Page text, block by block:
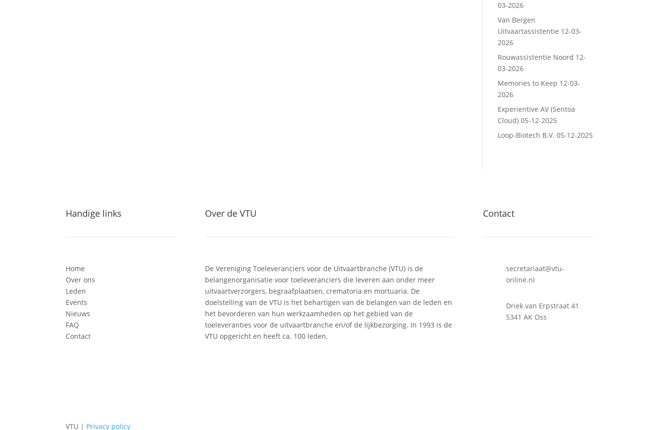
03-2026
Van Bergen
Uitvaartassistentie 12-03-
2026
Rouwassistentie Noord 12-
03-2026
Memories to Keep 12-03-
2026
Experientive AV (Sentoa
Cloud) 05-12-2025
Loop-Biotech B.V. 05-12-2025
Handige links
Home
Over ons
Leden
Events
Nieuws
FAQ
Contact
Over de VTU
De Vereniging Toeleveranciers voor de Uitvaartbranche (VTU) is de
belangenorganisatie voor toeleveranciers die leveren aan onder meer
uitvaartverzorgers, begraafplaatsen, crematoria en mortuaria. De
doelstelling van de VTU is het behartigen van de belangen van de leden en
het bevorderen van hun werkzaamheden op het gebied van de
toeleveranties voor de uitvaartbranche en/of de lijkbezorging. In 1993 is de
VTU opgericht en heeft ca. 100 leden.
Contact
secretariaat@vtu-
online.nl
Driek van Erpstraat 41
5341 AK Oss
VTU | Privacy policy